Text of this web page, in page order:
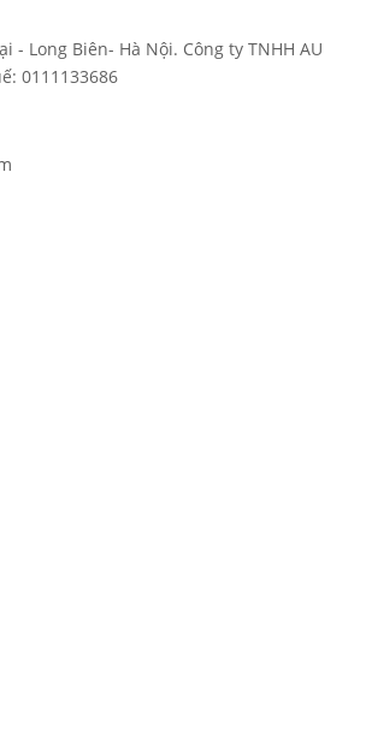
- Long Biên- Hà Nội. Công ty TNHH AU
0111133686